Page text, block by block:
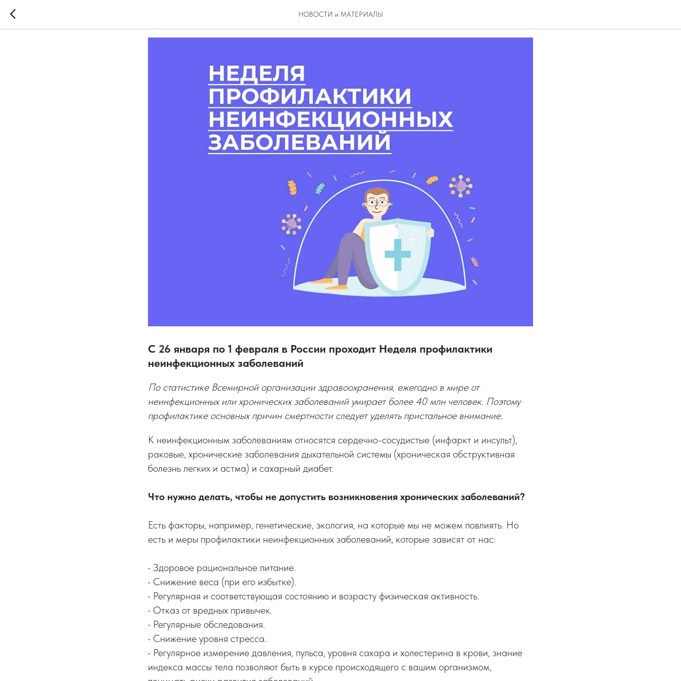
НОВОСТИ и МАТЕРИАЛЫ
Знать и предотвратить
С 26 января по 1 февраля в России проходит Неделя профилактики
неинфекционных заболеваний
По статистике Всемирной организации здравоохранения, ежегодно в мире от
неинфекционных или хронических заболеваний умирает более 40 млн человек. Поэтому
профилактике основных причин смертности следует уделять пристальное внимание.
К неинфекционным заболеваниям относятся сердечно-сосудистые (инфаркт и инсульт),
раковые, хронические заболевания дыхательной системы (хроническая обструктивная
болезнь легких и астма) и сахарный диабет.
Что нужно делать, чтобы не допустить возникновения хронических заболеваний?
Есть факторы, например, генетические, экология, на которые мы не можем повлиять. Но
есть и меры профилактики неинфекционных заболеваний, которые зависят от нас:
• Здоровое рациональное питание.
• Снижение веса (при его избытке).
• Регулярная и соответствующая состоянию и возрасту физическая активность.
• Отказ от вредных привычек.
• Регулярные обследования.
• Снижение уровня стресса.
• Регулярное измерение давления, пульса, уровня сахара и холестерина в крови, знание
индекса массы тела позволяют быть в курсе происходящего с вашим организмом,